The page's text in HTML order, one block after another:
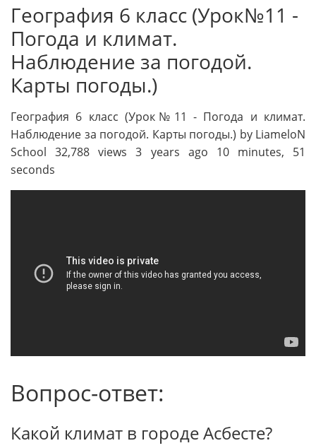
География 6 класс (Урок№11 -
Погода и климат.
Наблюдение за погодой.
Карты погоды.)
География 6 класс (Урок№11 - Погода и климат.
Наблюдение за погодой. Карты погоды.) by LiameloN
School 32,788 views 3 years ago 10 minutes, 51
seconds
Вопрос-ответ:
Какой климат в городе Асбесте?